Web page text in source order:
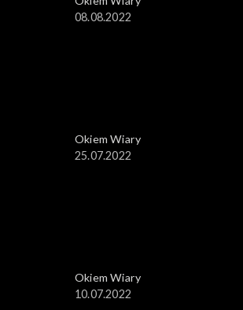
08.08.2022
Okiem Wiary
25.07.2022
Okiem Wiary
10.07.2022